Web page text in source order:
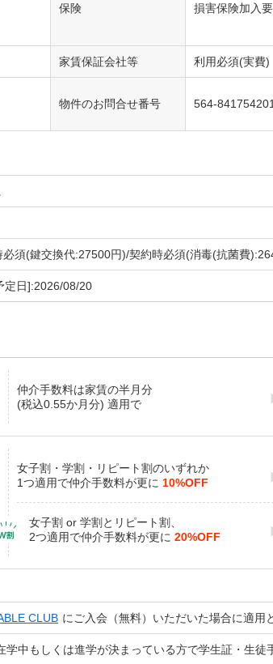
保険 損害保険加入要
家賃保証会社等 利用必須(実費)
物件のお問合せ番号 564-841754201
須(鍵交換代:27500円)/契約時必須(消毒(抗菌費
定日]:2026/08/20
仲介手数料は家賃の半月分
(税込0.55か月分) 適用で
女子割・学割・リピート割のいずれか
1つ適用で仲介手数料が更に 10%OFF
女子割 or 学割とリピート割、
2つ適用で仲介手数料が更に 20%OFF
CLUB にご入会（無料）いただいた場合に適用
中もしくは進学が決まっている方で学生証・生徒